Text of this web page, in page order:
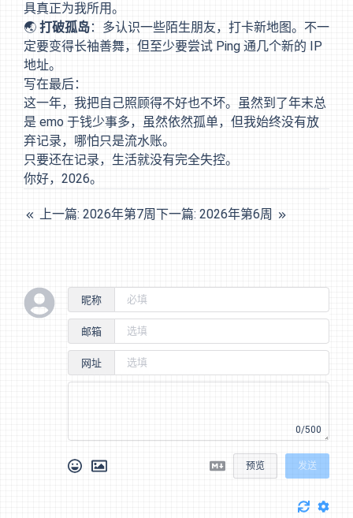
具真正为我所用。
🌏 打破孤岛：多认识一些陌生朋友，打卡新地图。不一
定要变得长袖善舞，但至少要尝试 Ping 通几个新的 IP
地址。
写在最后：
这一年，我把自己照顾得不好也不坏。虽然到了年末总
是 emo 于钱少事多，虽然依然孤单，但我始终没有放
弃记录，哪怕只是流水账。
只要还在记录，生活就没有完全失控。
你好，2026。
上一篇: 2026年第7周下一篇: 2026年第6周
昵称
邮箱
网址
0/500
预览 发送